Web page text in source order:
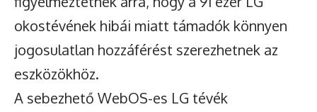
okostévének hibái miatt támadók könnyen
jogosulatlan hozzáférést szerezhetnek az
eszközökhöz.
A sebezhető WebOS-es LG tévék